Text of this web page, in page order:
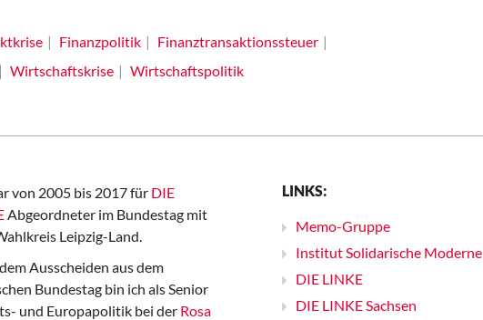
Finanzpolitik
Finanztransaktionssteuer
Wirtschaftskrise Wirtschaftspolitik
von 2005 bis 2017 für DIE
Abgeordneter im Bundestag mit
Leipzig-Land.
Ausscheiden aus dem
Bundestag bin ich als Senior
und Europapolitik bei der Rosa
LINKS:
Memo-Gruppe
Institut Solidarische Moderne
DIE LINKE
DIE LINKE Sachsen